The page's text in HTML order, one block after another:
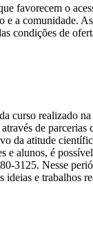
favorecem o
a comunidade.
condições de
curso realizado
de
da atitude
e alunos, é
3125. Nesse
e trabalhos